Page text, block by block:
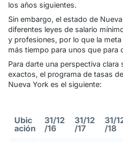
los años siguientes.
Sin embargo, el estado de
diferentes leyes de salario
y profesiones, por lo que la meta
más tiempo para unos que para
Para darte una perspectiva clara
exactos, el programa de tasas
Nueva York es el siguiente:
Ubic
ación
31/12
/16
31/12
/17
31/
/18